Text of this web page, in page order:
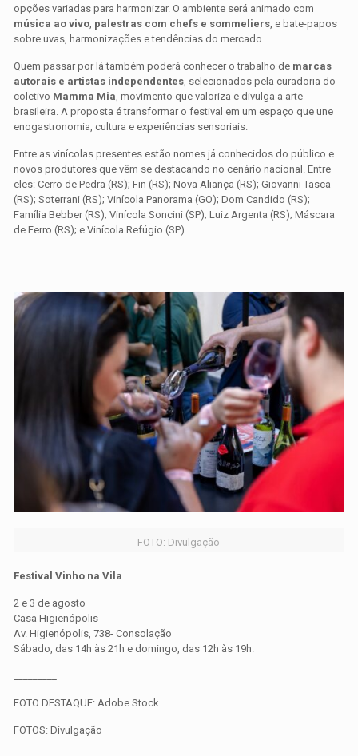
opções variadas para harmonizar. O ambiente será animado com
música ao vivo palestras com chefs e sommeliers , e bate-papos
sobre uvas, harmonizações e tendências do mercado.
Quem passar por lá também poderá conhecer o trabalho de marcas
autorais e artistas independentes , selecionados pela curadoria do
coletivo Mamma Mia , movimento que valoriza e divulga a arte
brasileira. A proposta é transformar o festival em um espaço que une
enogastronomia, cultura e experiências sensoriais.
Entre as vinícolas presentes estão nomes já conhecidos do público e
novos produtores que vêm se destacando no cenário nacional. Entre
eles: Cerro de Pedra (RS); Fin (RS); Nova Aliança (RS); Giovanni Tasca
(RS); Soterrani (RS); Vinícola Panorama (GO); Dom Candido (RS);
Família Bebber (RS); Vinícola Soncini (SP); Luiz Argenta (RS); Máscara
de Ferro (RS); e Vinícola Refúgio (SP).
FOTO: Divulgação
Festival Vinho na Vila
2 e 3 de agosto
Casa Higienópolis
Av. Higienópolis, 738- Consolação
Sábado, das 14h às 21h e domingo, das 12h às 19h.
FOTO DESTAQUE: Adobe Stock
FOTOS: Divulgação